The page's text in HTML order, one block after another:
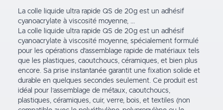
La colle liquide ultra rapide QS de 20g est un adhésif
cyanoacrylate à viscosité moyenne, ...
La colle liquide ultra rapide QS de 20g est un adhésif
cyanoacrylate à viscosité moyenne, spécialement formulé
pour les opérations d'assemblage rapide de matériaux tels
que les plastiques, caoutchoucs, céramiques, et bien plus
encore. Sa prise instantanée garantit une fixation solide et
durable en quelques secondes seulement. Ce produit est
idéal pour l’assemblage de métaux, caoutchoucs,
plastiques, céramiques, cuir, verre, bois, et textiles (non